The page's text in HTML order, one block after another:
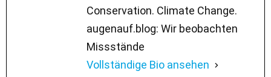
Conservation. Climate Change.
augenauf.blog: Wir beobachten
Missstände
Vollständige Bio ansehen